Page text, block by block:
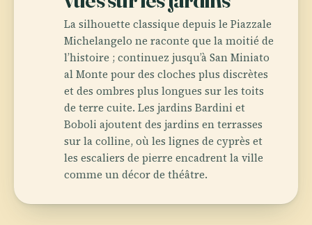
La silhouette classique depuis le Piazzale
Michelangelo ne raconte que la moitié de
l’histoire ; continuez jusqu’à San Miniato
al Monte pour des cloches plus discrètes
et des ombres plus longues sur les toits
de terre cuite. Les jardins Bardini et
Boboli ajoutent des jardins en terrasses
sur la colline, où les lignes de cyprès et
les escaliers de pierre encadrent la ville
comme un décor de théâtre.